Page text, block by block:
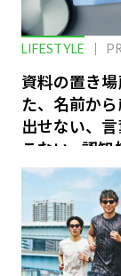
LIFESTYLE PR
資料の置き
た、名前か
出せない、
こない…認知
下を救う、
ーケアとは